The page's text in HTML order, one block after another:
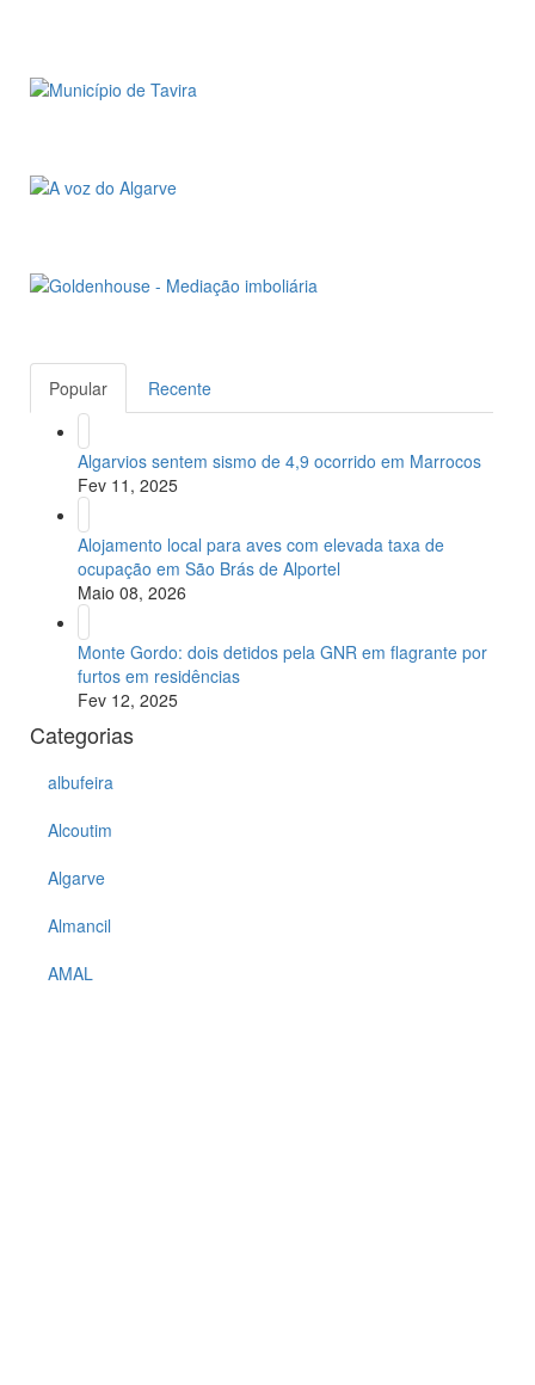
Popular Recente
Algarvios sentem sismo de 4,9 ocorrido em Marrocos
Fev 11, 2025
Alojamento local para aves com elevada taxa de
ocupação em São Brás de Alportel
Maio 08, 2026
Monte Gordo: dois detidos pela GNR em flagrante por
furtos em residências
Fev 12, 2025
Categorias
albufeira
Alcoutim
Algarve
Almancil
AMAL